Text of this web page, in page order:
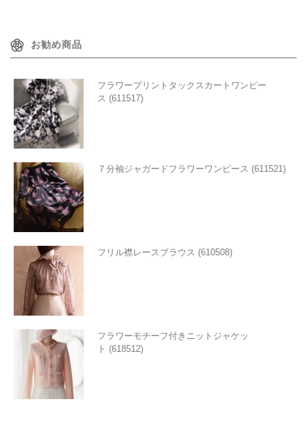
お勧め商品
フラワープリントタックスカートワンピー
ス (611517)
７分袖ジャガードフラワーワンピース (611521)
フリル襟レースブラウス (610508)
フラワーモチーフ付きニットジャケッ
ト (618512)